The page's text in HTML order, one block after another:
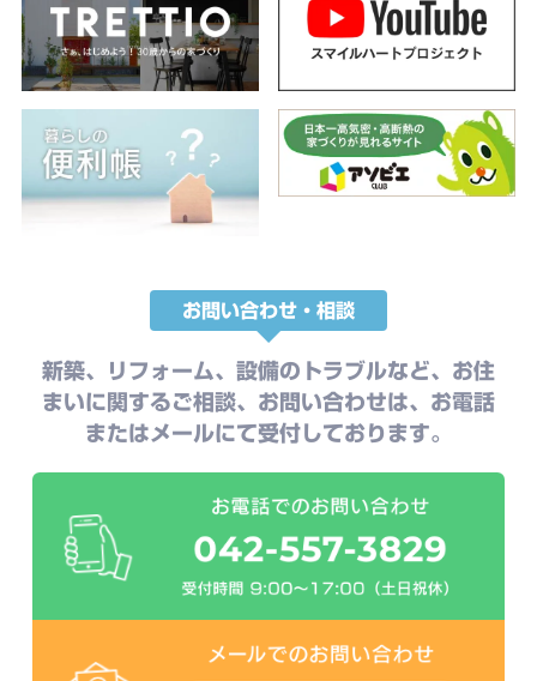
お問い合わせ・相談
新築、リフォーム、設備のトラブルなど、お住
まいに関するご相談、お問い合わせは、お電話
またはメールにて受付しております。